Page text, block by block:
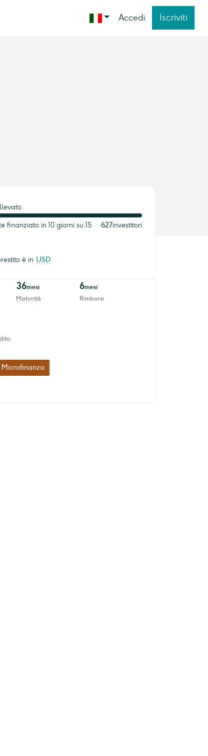
Accedi Iscriviti
finanziato in 10 giorni su 15
627investitori
è in USD
36mesi
Maturità
6mesi
Rimborsi
Microfinanza